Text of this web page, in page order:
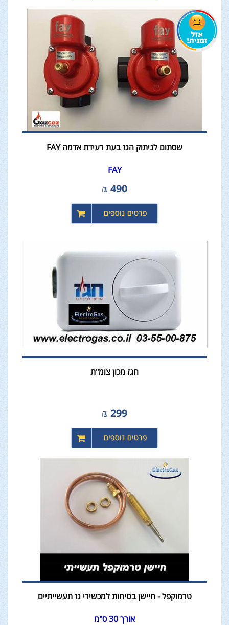
שסתום לניתוק הגז בעת רעידת אדמה FAY
FAY
490
₪
חגז מכון צומ"ת
299
₪
טרמוקפל - חיישן בטיחות למכשירי גז תעשייתיים
אורך 30 ס"מ